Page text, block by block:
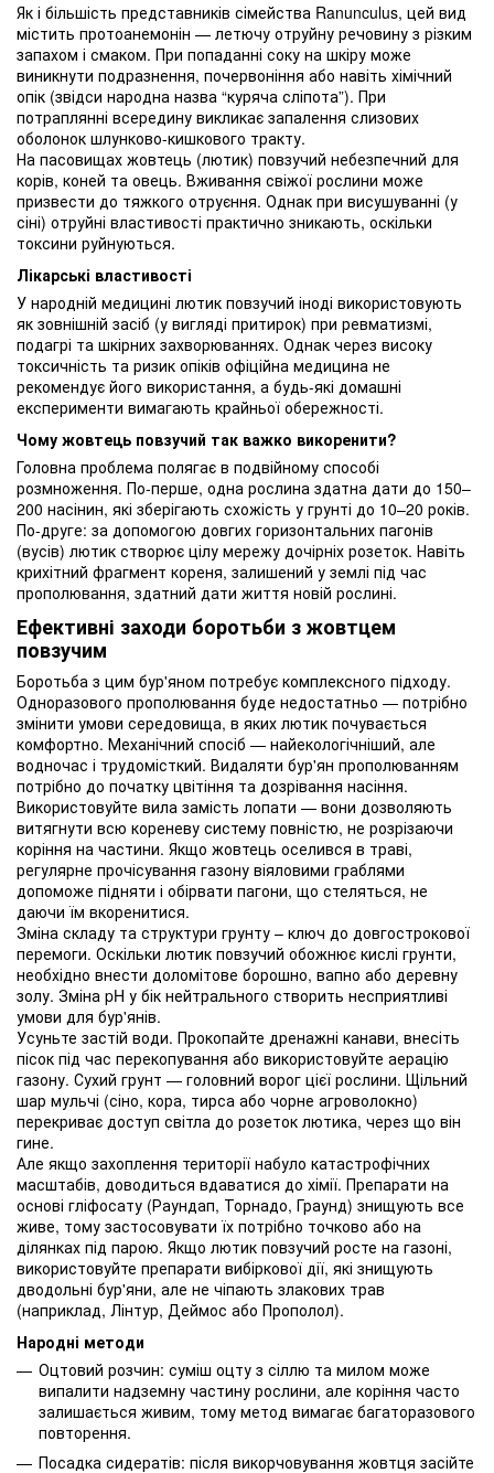
Як і більшість представників сімейства Ranunculus, цей вид
містить протоанемонін — летючу отруйну речовину з різким
запахом і смаком. При попаданні соку на шкіру може
виникнути подразнення, почервоніння або навіть хімічний
опік (звідси народна назва “куряча сліпота”). При
потраплянні всередину викликає запалення слизових
оболонок шлунково-кишкового тракту.
На пасовищах жовтець (лютик) повзучий небезпечний для
корів, коней та овець. Вживання свіжої рослини може
призвести до тяжкого отруєння. Однак при висушуванні (у
сіні) отруйні властивості практично зникають, оскільки
токсини руйнуються.
Лікарські властивості
У народній медицині лютик повзучий іноді використовують
як зовнішній засіб (у вигляді притирок) при ревматизмі,
подагрі та шкірних захворюваннях. Однак через високу
токсичність та ризик опіків офіційна медицина не
рекомендує його використання, а будь-які домашні
експерименти вимагають крайньої обережності.
Чому жовтець повзучий так важко викоренити?
Головна проблема полягає в подвійному способі
розмноження. По-перше, одна рослина здатна дати до 150–
200 насінин, які зберігають схожість у грунті до 10–20 років.
По-друге: за допомогою довгих горизонтальних пагонів
(вусів) лютик створює цілу мережу дочірніх розеток. Навіть
крихітний фрагмент кореня, залишений у землі під час
прополювання, здатний дати життя новій рослині.
Ефективні заходи боротьби з жовтцем
повзучим
Боротьба з цим бур'яном потребує комплексного підходу.
Одноразового прополювання буде недостатньо — потрібно
змінити умови середовища, в яких лютик почувається
комфортно. Механічний спосіб — найекологічніший, але
водночас і трудомісткий. Видаляти бур'ян прополюванням
потрібно до початку цвітіння та дозрівання насіння.
Використовуйте вила замість лопати — вони дозволяють
витягнути всю кореневу систему повністю, не розрізаючи
коріння на частини. Якщо жовтець оселився в траві,
регулярне прочісування газону віяловими граблями
допоможе підняти і обірвати пагони, що стеляться, не
даючи їм вкоренитися.
Зміна складу та структури грунту – ключ до довгострокової
перемоги. Оскільки лютик повзучий обожнює кислі грунти,
необхідно внести доломітове борошно, вапно або деревну
золу. Зміна pH у бік нейтрального створить несприятливі
умови для бур'янів.
Усуньте застій води. Прокопайте дренажні канави, внесіть
пісок під час перекопування або використовуйте аерацію
газону. Сухий грунт — головний ворог цієї рослини. Щільний
шар мульчі (сіно, кора, тирса або чорне агроволокно)
перекриває доступ світла до розеток лютика, через що він
гине.
Але якщо захоплення території набуло катастрофічних
масштабів, доводиться вдаватися до хімії. Препарати на
основі гліфосату (Раундап, Торнадо, Граунд) знищують все
живе, тому застосовувати їх потрібно точково або на
ділянках під парою. Якщо лютик повзучий росте на газоні,
використовуйте препарати вибіркової дії, які знищують
дводольні бур'яни, але не чіпають злакових трав
(наприклад, Лінтур, Деймос або Прополол).
Народні методи
Оцтовий розчин: суміш оцту з сіллю та милом може
випалити надземну частину рослини, але коріння часто
залишається живим, тому метод вимагає багаторазового
повторення.
Посадка сидератів: після викорчовування жовтця засійте